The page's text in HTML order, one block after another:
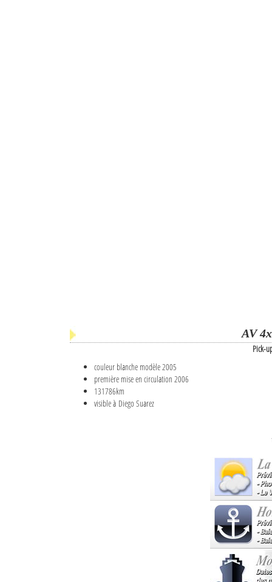
AV
Pick-
couleur blanche modèle 2005
première mise en circulation 2006
131786km
visible à Diego Suarez